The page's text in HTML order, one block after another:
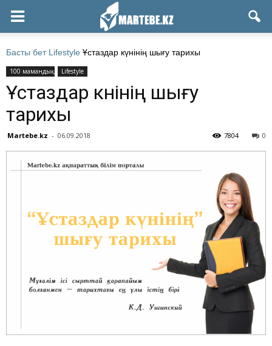
Басты бет Lifestyle Ұстаздар күнінің шығу тарихы
100 мамандық Lifestyle
Ұстаздар күнінің шығу
тарихы
Martebe.kz - 06.09.2018 0
7804